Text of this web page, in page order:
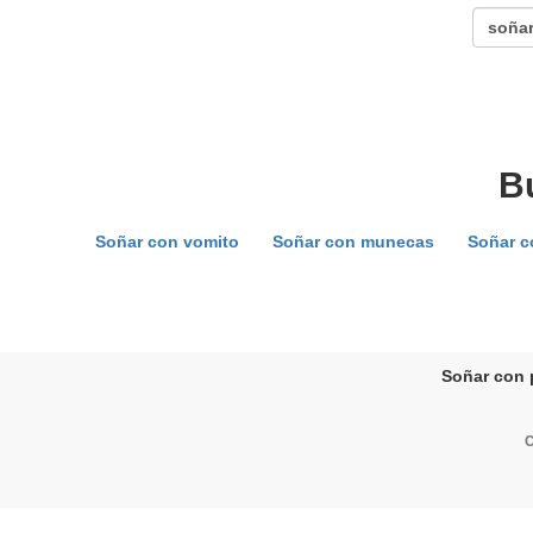
Soñar con vomito Soñar con munecas Soñar
Soñar con